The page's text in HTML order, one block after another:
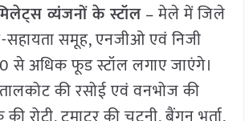
व्यंजनों के स्टॉल– मेले में जिले
समूह, एनजीओ एवं निजी
से अधिक फूड स्टॉल लगाए जाएंगे।
की रसोई एवं वनभोज की